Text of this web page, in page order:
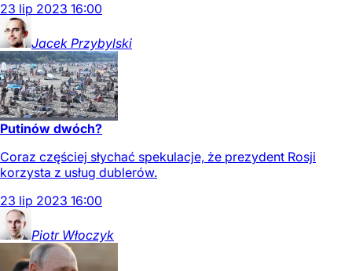
23 lip 2023 16:00
Jacek Przybylski
Putinów dwóch?
Coraz częściej słychać spekulacje, że prezydent Rosji
korzysta z usług dublerów.
23 lip 2023 16:00
Piotr Włoczyk